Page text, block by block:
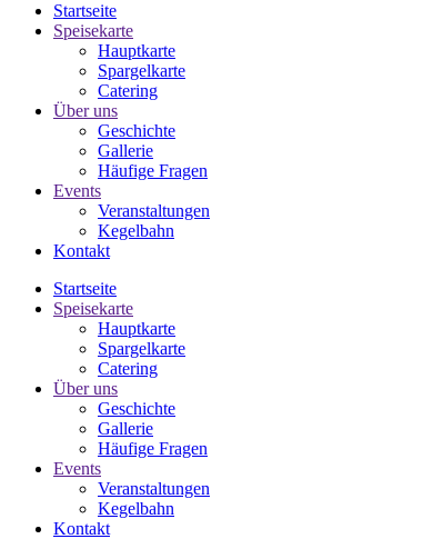
Startseite
Speisekarte
Hauptkarte
Spargelkarte
Catering
Über uns
Geschichte
Gallerie
Häufige Fragen
Events
Veranstaltungen
Kegelbahn
Kontakt
Startseite
Speisekarte
Hauptkarte
Spargelkarte
Catering
Über uns
Geschichte
Gallerie
Häufige Fragen
Events
Veranstaltungen
Kegelbahn
Kontakt